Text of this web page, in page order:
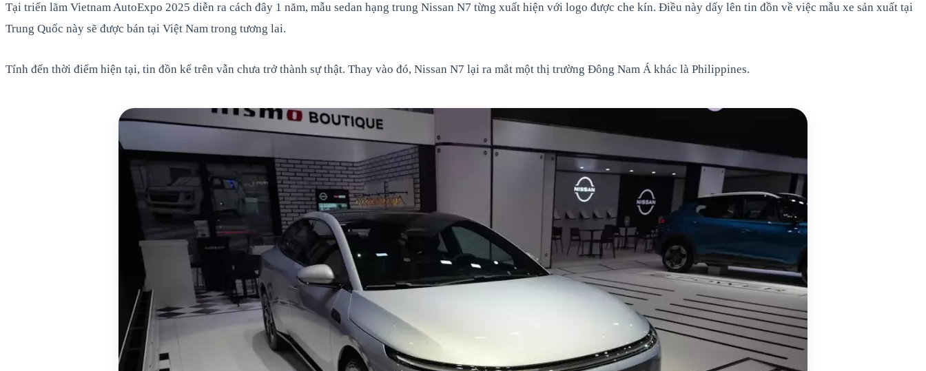
Tại triển lãm Vietnam AutoExpo 2025 diễn ra cách đây 1 năm, mẫu sedan hạng trung Nissan N7 từng xuất hiện với logo được che kín. Điều này dấy lên tin đồn về việc mẫu xe sản xuất tại
Trung Quốc này sẽ được bán tại Việt Nam trong tương lai.
Tính đến thời điểm hiện tại, tin đồn kể trên vẫn chưa trở thành sự thật. Thay vào đó, Nissan N7 lại ra mắt một thị trường Đông Nam Á khác là Philippines.